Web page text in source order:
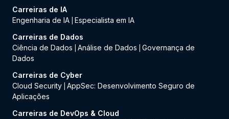
Carreiras de IA
Engenharia de IA Especialista em IA
Carreiras de Dados
Ciência de Dados
Análise de Dados
Governança de
Dados
Carreiras de Cyber
Cloud Security AppSec: Desenvolvimento Seguro de
Aplicações
Carreiras de DevOps & Cloud